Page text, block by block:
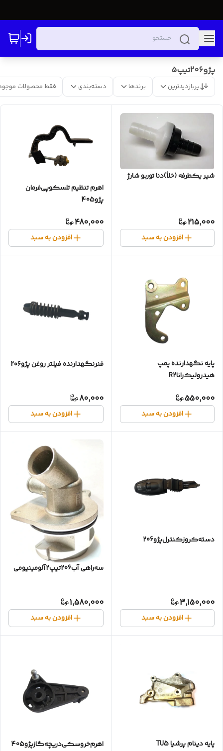
پژو206تیپ5
پربازدیدترین برندها دسته‌بندی فقط محصولات
شیر یکطرفه (خلأ)دنا توربو شارژ
215,000
افزودن به سبد
اهرم تنظیم تلسکوپی‌فرمان
پژو405
480,000
افزودن به سبد
پایه نگهدارنده پمپ
هیدرولیک‌راناR2
550,000
افزودن به سبد
فنر‌نگهدارنده فیلتر روغن پژو۲۰۶
80,000
افزودن به سبد
دسته‌کروز‌کنترل‌پژو206
3,150,000
افزودن به سبد
سه‌راهی آب206تیپ2آلومینیومی
1,580,000
افزودن به سبد
پایه دینام پرشیا TU5 اهرم‌خروسکی‌دریچه‌گازپژو405